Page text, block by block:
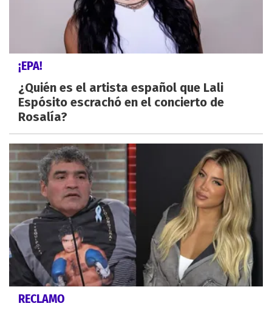
¡EPA!
¿Quién es el artista español que Lali
Espósito escrachó en el concierto de
Rosalía?
RECLAMO